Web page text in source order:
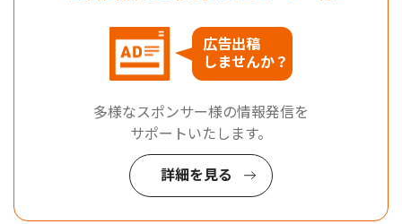
広告出稿
しませんか？
多様なスポンサー様の情報発信を
サポートいたします。
詳細を見る